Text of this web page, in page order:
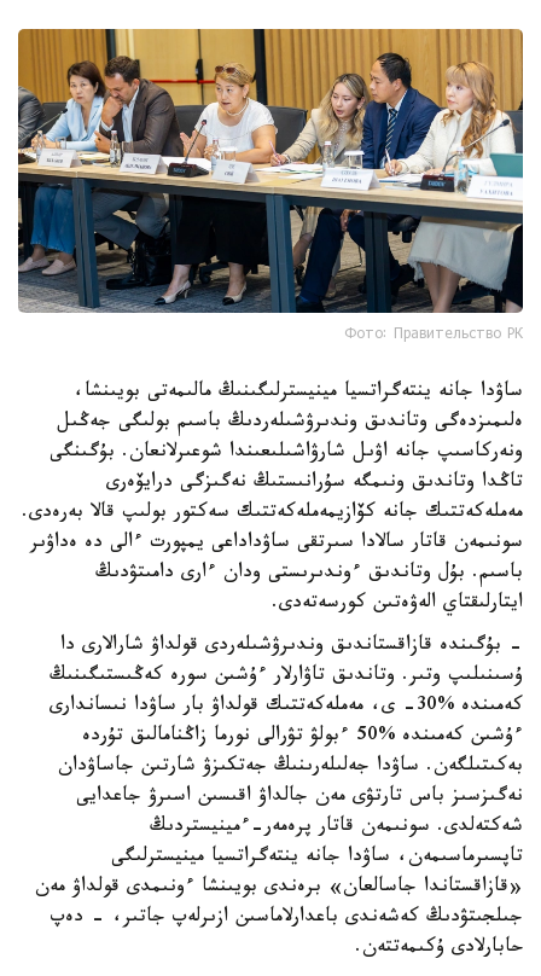
Фото: Правительство РК
ساۋدا جانە ينتەگراتسيا مينيسترلىگىنىڭ مالىمەتى بويىنشا،
ەلىمىزدەگى وتاندىق وندىرۋشىلەردىڭ باسىم بولىگى جەڭىل
ونەركاسىپ جانە اۋىل شارۋاشىلىعىندا شوعىرلانعان. بۇگىنگى
تاڭدا وتاندىق ونىمگە سۇرانىستىڭ نەگىزگى درايۆەرى
مەملەكەتتىك جانە كۆازيمەملەكەتتىك سەكتور بولىپ قالا بەرەدى.
سونىمەن قاتار سالادا سىرتقى ساۋداداعى يمپورت ءالى دە ەداۋىر
باسىم. بۇل وتاندىق ءوندىرىستى ودان ءارى دامىتۋدىڭ
ايتارلىقتاي الەۋەتىن كورسەتەدى.
- بۇگىندە قازاقستاندىق وندىرۋشىلەردى قولداۋ شارالارى دا
ۇسىنىلىپ وتىر. وتاندىق تاۋارلار ءۇشىن سورە كەڭىستىگىنىڭ
كەمىندە %30- ى، مەملەكەتتىك قولداۋ بار ساۋدا نىساندارى
ءۇشىن كەمىندە %50 ءبولۋ تۋرالى نورما زاڭنامالىق تۇردە
بەكىتىلگەن. ساۋدا جەلىلەرىنىڭ جەتكىزۋ شارتىن جاساۋدان
نەگىزسىز باس تارتۋى مەن جالداۋ اقىسىن اسىرۋ جاعدايى
شەكتەلدى. سونىمەن قاتار پرەمەر-ءمينيستردىڭ
تاپسىرماسىمەن، ساۋدا جانە ينتەگراتسيا مينيسترلىگى
«قازاقستاندا جاسالعان» برەندى بويىنشا ءونىمدى قولداۋ مەن
جىلجىتۋدىڭ كەشەندى باعدارلاماسىن ازىرلەپ جاتىر، - دەپ
حابارلادى ۇكىمەتتەن.